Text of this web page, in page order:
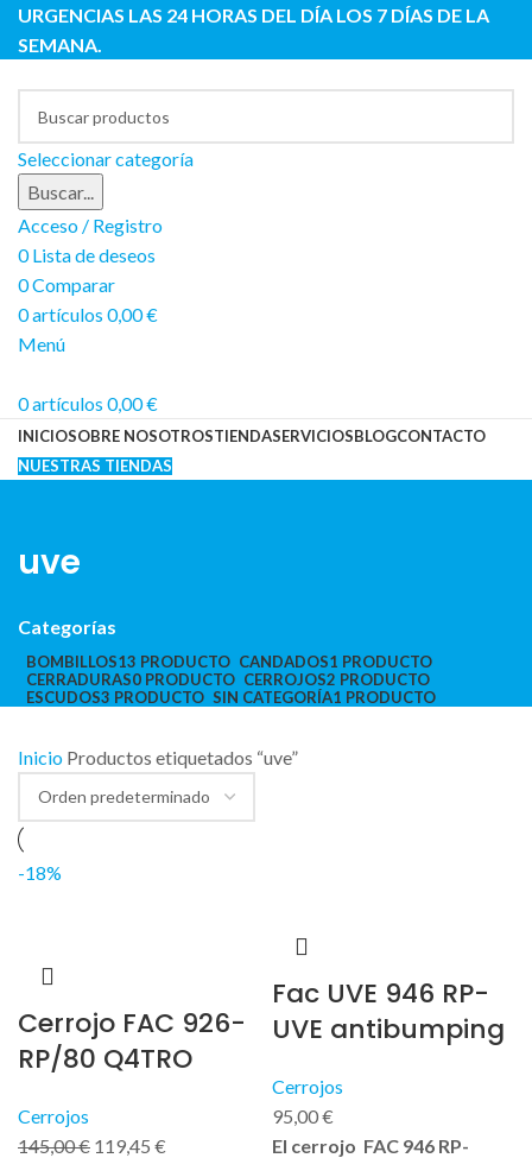
URGENCIAS LAS 24 HORAS DEL DÍA LOS 7 DÍAS DE LA
SEMANA.
Seleccionar categoría
Buscar...
Acceso / Registro
0Lista de deseos
0Comparar
0artículos 0,00€
Menú
0artículos 0,00€
INICIOSOBRE NOSOTROSTIENDASERVICIOSBLOGCONTACTO
NUESTRAS TIENDAS
uve
Categorías
BOMBILLOS13 PRODUCTO CANDADOS1 PRODUCTO
CERRADURAS0 PRODUCTO CERROJOS2 PRODUCTO
ESCUDOS3 PRODUCTO SIN CATEGORÍA1 PRODUCTO
Inicio Productos etiquetados “uve”
-18%
Cerrojo FAC 926-
RP/80 Q4TRO
Cerrojos
145,00€ 119,45 €
Fac UVE 946 RP-
UVE antibumping
Cerrojos
95,00€
El cerrojo FAC 946 RP-